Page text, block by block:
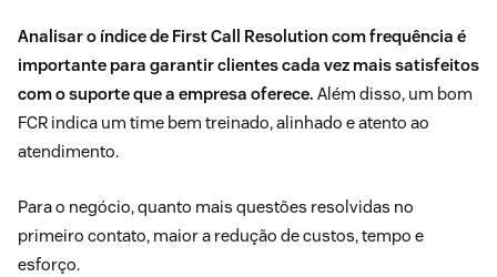
Analisar o índice de First Call Resolution com frequência é
importante para garantir clientes cada vez mais satisfeitos
com o suporte que a empresa oferece. Além disso, um bom
FCR indica um time bem treinado, alinhado e atento ao
atendimento.
Para o negócio, quanto mais questões resolvidas no
primeiro contato, maior a redução de custos, tempo e
esforço.